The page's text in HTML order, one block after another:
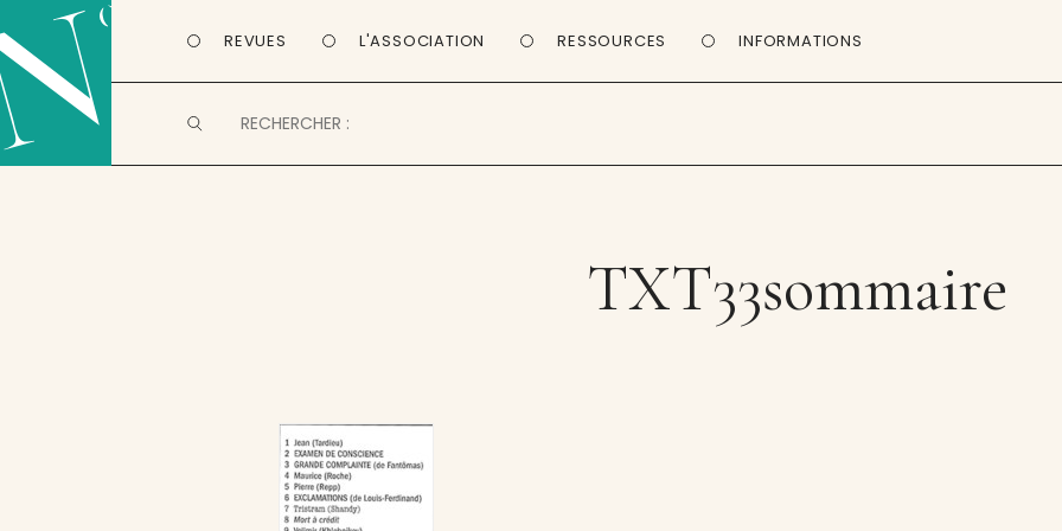
REVUES L'ASSOCIATION RESSOURCES INFORMATIONS
TXT33sommaire